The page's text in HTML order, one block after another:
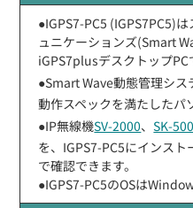
●IGPS7-PC5 (IGPS7PC5)
ュニケーションズ(Smart
iGPS7plusデスクトップPC
●Smart Wave動態管理シ
動作スペックを満たしたパ
●IP無線機SV-2000、SK-
を、IGPS7-PC5にインス
で確認できます。
●IGPS7-PC5のOSは